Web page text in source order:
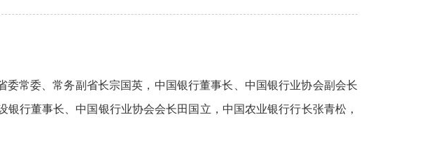
常委、常务副省长宗国英，中国银行董事长、中国银行业协会副会长
行董事长、中国银行业协会会长田国立，中国农业银行行长张青松，